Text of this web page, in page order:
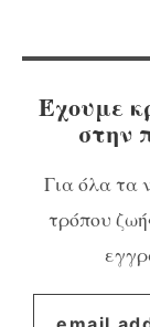
Έχουμε
στην
Για όλα τα
τρόπου